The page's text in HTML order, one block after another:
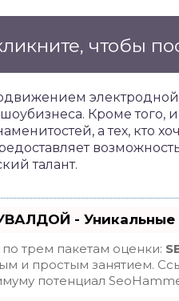
чтобы
Кроме того,
а тех, кто
талант.
- Уникальные
трем пакетам оценки:
и простым занятием.
потенциал